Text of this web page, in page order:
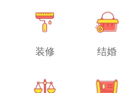
装修 结婚